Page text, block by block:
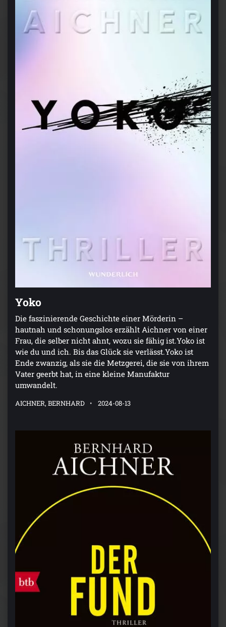
Yoko
Die faszinierende Geschichte einer Mörderin –
hautnah und schonungslos erzählt Aichner von einer
Frau, die selber nicht ahnt, wozu sie fähig ist.Yoko ist
wie du und ich. Bis das Glück sie verlässt.Yoko ist
Ende zwanzig, als sie die Metzgerei, die sie von ihrem
Vater geerbt hat, in eine kleine Manufaktur
umwandelt.
AICHNER, BERNHARD 2024-08-13